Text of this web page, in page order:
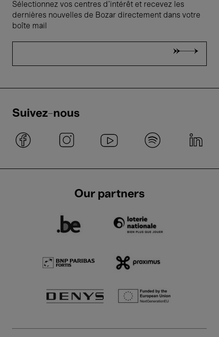
Sélectionnez vos centres d'intérêt et recevez les
dernières nouvelles de Bozar directement dans votre
boîte mail
Suivez-nous
Our partners